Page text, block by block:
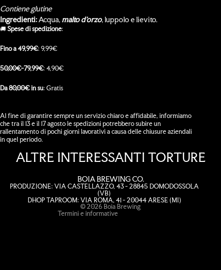
Contiene glutine
Ingredienti:Acqua,malto d'orzo, luppolo e lievito.
🚚​ Spese di spedizione:
Fino a 49,99€: 9,99€
50,00€-79,99€: 4,90€
Da 80,00€ in su: Gratis
Al fine di garantire sempre un servizio chiaro e affidabile, informiamo
che tra il 13 e il 17 agosto le spedizioni potrebbero subire un
rallentamento di pochi giorni lavorativi a causa delle chiusure aziendali
in quel periodo.
ALTRE INTERESSANTI TORTURE
BOIA BREWING CO.
PRODUZIONE: VIA CASTELLAZZO, 43 - 28845 DOMODOSSOLA
(VB)
DHOP TAPROOM: VIA ROMA, 41 - 20044 ARESE (MI)
© 2026 Boia Brewing
Termini e informative
Informativa sulla privacy
Informativa sui rimborsi
Informativa sulle spedizioni
Recapiti